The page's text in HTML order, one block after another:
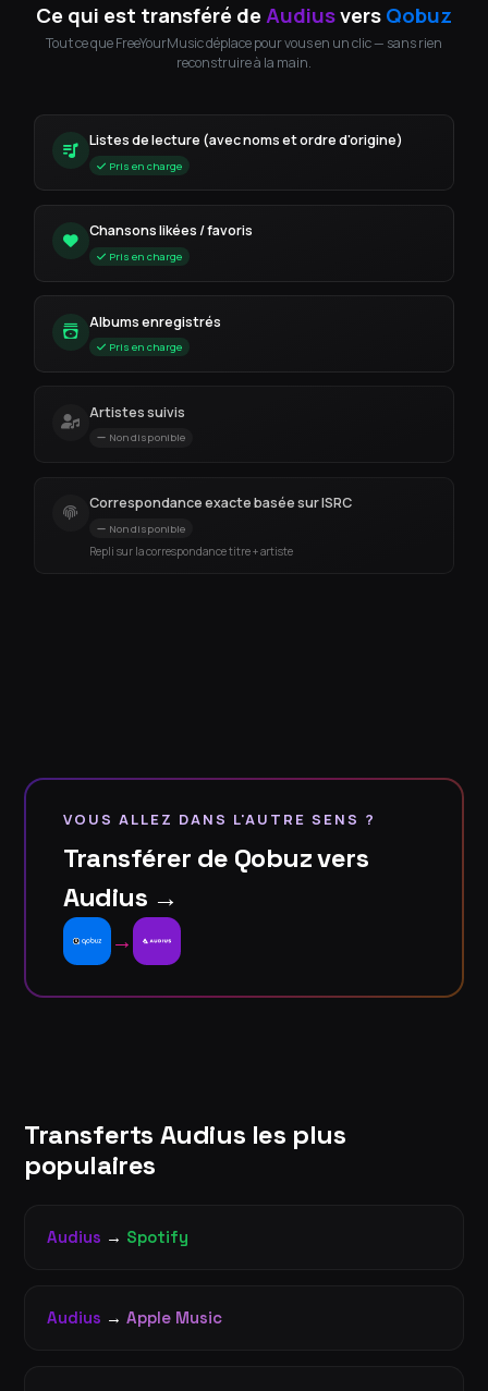
Ce qui est transféré deAudiusversQobuz
Tout ce que FreeYourMusic déplace pour vous en un clic — sans rien
reconstruire à la main.
Listes de lecture (avec noms et ordre d'origine)
Pris en charge
Chansons likées / favoris
Pris en charge
Albums enregistrés
Pris en charge
Artistes suivis
Non disponible
Correspondance exacte basée sur ISRC
Non disponible
Repli sur la correspondance titre + artiste
VOUS ALLEZ DANS L'AUTRE SENS ?
Transférer de Qobuz vers
Audius →
→
Transferts Audius les plus
populaires
Audius → Spotify
Audius → Apple Music